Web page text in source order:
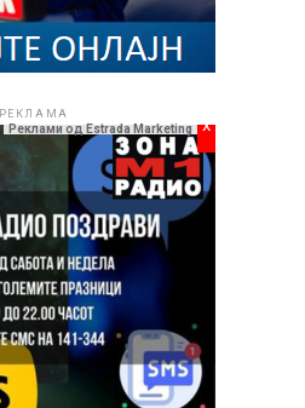
РЕКЛАМА
Реклами од Estrada Marketing x